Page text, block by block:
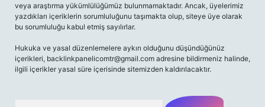
veya araştırma yükümlülüğümüz bulunmamaktadır. Ancak, üyelerimiz
yazdıkları içeriklerin sorumluluğunu taşımakta olup, siteye üye olarak
bu sorumluluğu kabul etmiş sayılırlar.
Hukuka ve yasal düzenlemelere aykırı olduğunu düşündüğünüz
içerikleri, backlinkpanelicomtr@gmail.com adresine bildirmeniz halinde,
ilgili içerikler yasal süre içerisinde sitemizden kaldırılacaktır.